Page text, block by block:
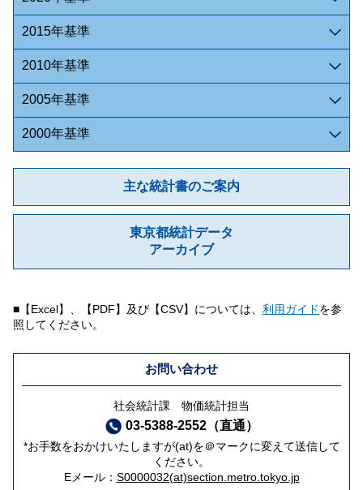
2015年基準
2010年基準
2005年基準
2000年基準
主な統計書のご案内
東京都統計データ
アーカイブ
■【Excel】、【PDF】及び【CSV】については、 利用ガイドを参
照してください。
お問い合わせ
社会統計課 物価統計担当
03-5388-2552（直通）
*お手数をおかけいたしますが(at)を＠マークに変えて送信して
ください。
Eメール： S0000032(at)section.metro.tokyo.jp